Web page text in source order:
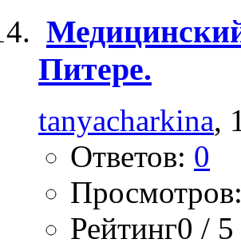
Питере.
tanyacharkina,
Ответов: 0
Рейтинг0 / 5